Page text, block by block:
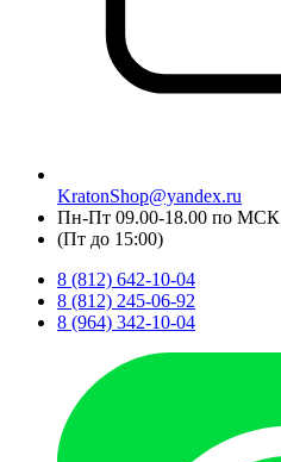
KratonShop@yandex.ru
Пн-Пт 09.00-18.00 по МСК
(Пт до 15:00)
8 (812) 642-10-04
8 (812) 245-06-92
8 (964) 342-10-04